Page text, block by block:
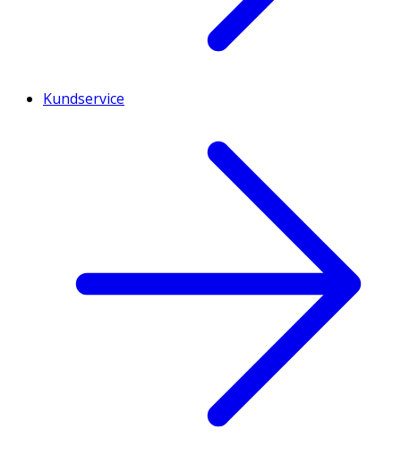
Kundservice